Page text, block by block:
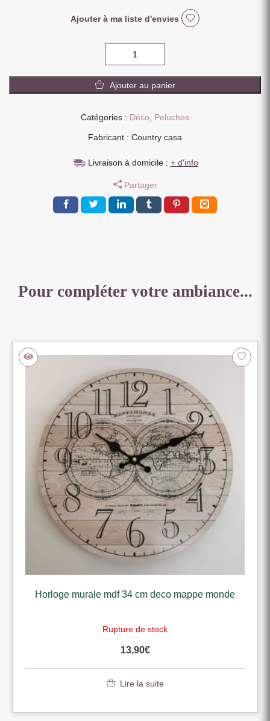
Ajouter à ma liste d'envies
LAPIN
ASSIS
BLANC
CM
NOEUD
Ajouter au panier
Catégories : Déco Peluches
Fabricant : Country casa
Livraison à domicile : + d'info
Partager
Pour compléter votre ambiance...
Horloge murale mdf 34 cm deco mappe monde
Rupture de stock
13,90€
Lire la suite